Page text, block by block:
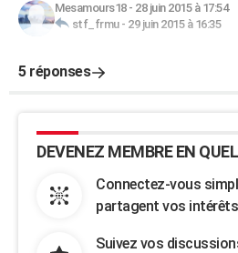
Mesamours18- 28 juin 2015 à 17:54
stf_frmu- 29 juin 2015 à 16:35
5 réponses
DEVENEZ MEMBRE EN
Connectez-vous
partagent vos intérêts
Suivez vos